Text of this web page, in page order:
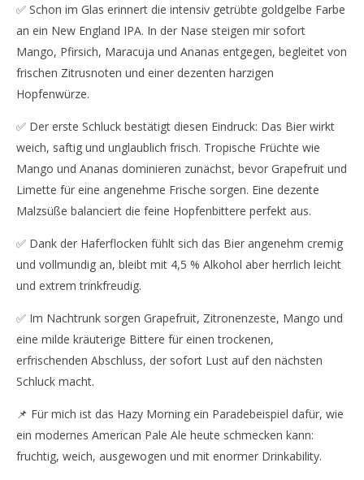
✅ Schon im Glas erinnert die intensiv getrübte goldgelbe Farbe
an ein New England IPA. In der Nase steigen mir sofort
Mango, Pfirsich, Maracuja und Ananas entgegen, begleitet von
frischen Zitrusnoten und einer dezenten harzigen
Hopfenwürze.
✅ Der erste Schluck bestätigt diesen Eindruck: Das Bier wirkt
weich, saftig und unglaublich frisch. Tropische Früchte wie
Mango und Ananas dominieren zunächst, bevor Grapefruit und
Limette für eine angenehme Frische sorgen. Eine dezente
Malzsüße balanciert die feine Hopfenbittere perfekt aus.
✅ Dank der Haferflocken fühlt sich das Bier angenehm cremig
und vollmundig an, bleibt mit 4,5 % Alkohol aber herrlich leicht
und extrem trinkfreudig.
✅ Im Nachtrunk sorgen Grapefruit, Zitronenzeste, Mango und
eine milde kräuterige Bittere für einen trockenen,
erfrischenden Abschluss, der sofort Lust auf den nächsten
Schluck macht.
📌 Für mich ist das Hazy Morning ein Paradebeispiel dafür, wie
ein modernes American Pale Ale heute schmecken kann:
fruchtig, weich, ausgewogen und mit enormer Drinkability.